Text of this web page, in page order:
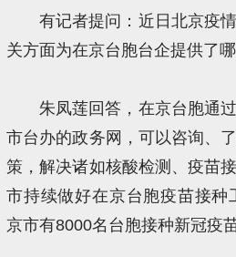
有记者提问：近日北京疫
关方面为在京台胞台企提供了
朱凤莲回答，在京台胞通
市台办的政务网，可以咨询、
策，解决诸如核酸检测、疫苗
市持续做好在京台胞疫苗接种
京市有8000名台胞接种新冠疫